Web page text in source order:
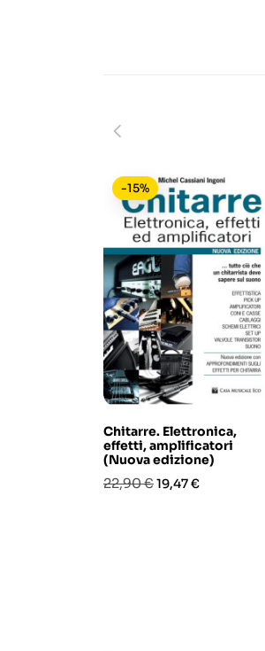
Chitarre. Elettronica,
effetti, amplificatori
(Nuova edizione)
Prezzo
22,90 €Prezzo
19,47 €
-15%